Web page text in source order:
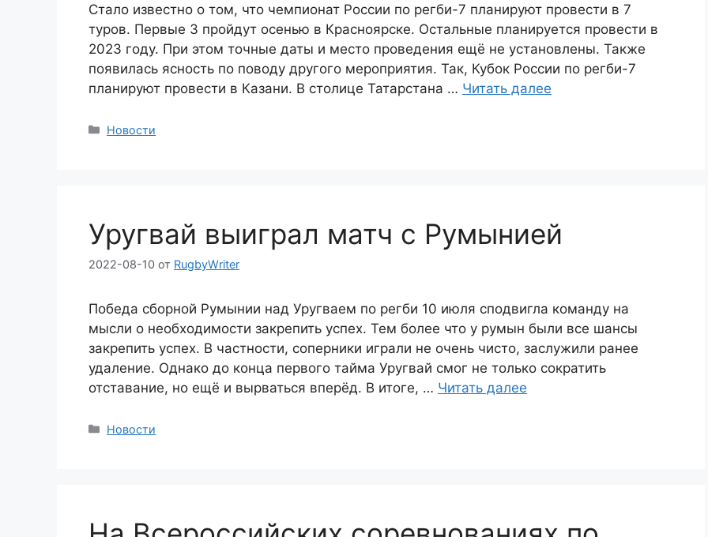
Стало известно о том, что чемпионат России по регби-7 планируют провести в 7
туров. Первые 3 пройдут осенью в Красноярске. Остальные планируется провести в
2023 году. При этом точные даты и место проведения ещё не установлены. Также
появилась ясность по поводу другого мероприятия. Так, Кубок России по регби-7
планируют провести в Казани. В столице Татарстана … Читать далее
Рубрики
Новости
Уругвай выиграл матч с Румынией
2022-08-10 от RugbyWriter
Победа сборной Румынии над Уругваем по регби 10 июля сподвигла команду на
мысли о необходимости закрепить успех. Тем более что у румын были все шансы
закрепить успех. В частности, соперники играли не очень чисто, заслужили ранее
удаление. Однако до конца первого тайма Уругвай смог не только сократить
отставание, но ещё и вырваться вперёд. В итоге, … Читать далее
Рубрики
Новости